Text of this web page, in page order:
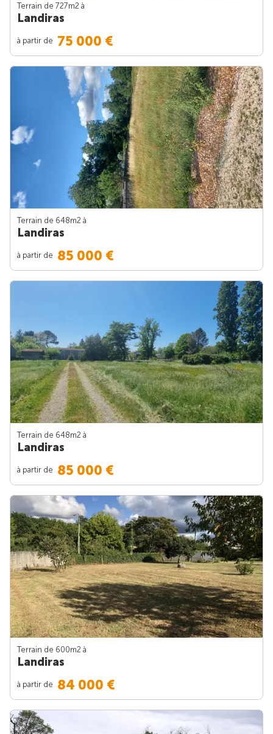
Terrain de 727m2 à
Landiras
à partir de 75 000 €
Terrain de 648m2 à
Landiras
à partir de 85 000 €
Terrain de 648m2 à
Landiras
à partir de 85 000 €
Terrain de 600m2 à
Landiras
à partir de 84 000 €